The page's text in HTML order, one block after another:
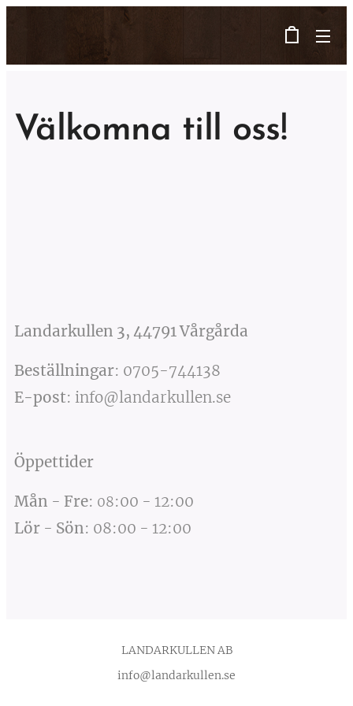
Välkomna till oss!
Landarkullen 3, 44791 Vårgårda
Beställningar: 0705-744138
E-post: info@landarkullen.se
Öppettider
Mån - Fre: 08:00 - 12:00
Lör - Sön: 08:00 - 12:00
LANDARKULLEN AB
info@landarkullen.se